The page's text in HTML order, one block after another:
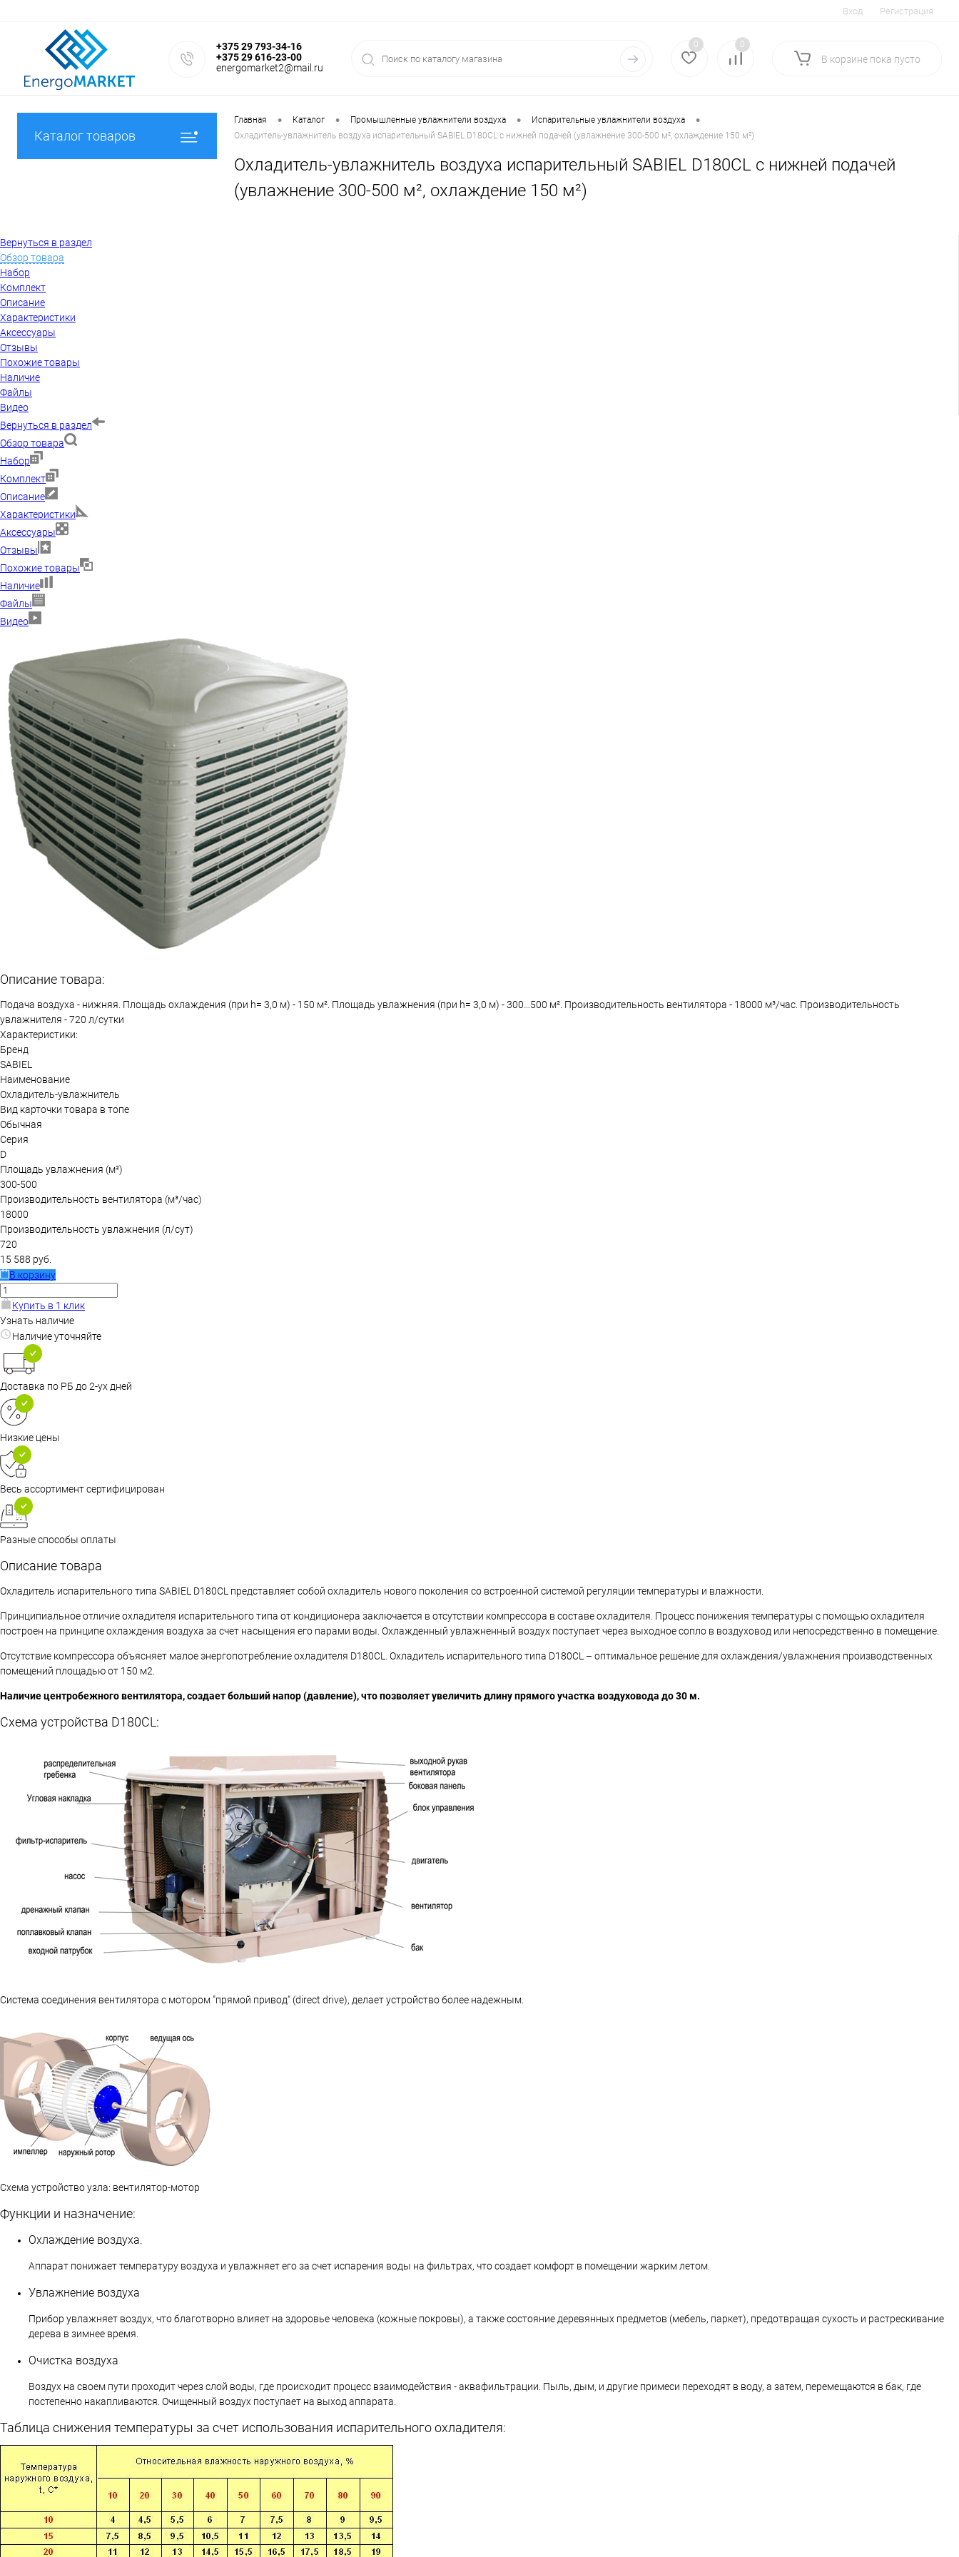
Вход Регистрация
+375 29 793-34-16
+375 29 616-23-00
energomarket2@mail.ru
0 0
В корзине пока пусто
Каталог товаров
Главная • Каталог • Промышленные увлажнители воздуха • Испарительные увлажнители воздуха •
Охладитель-увлажнитель воздуха испарительный SABIEL D180CL с нижней подачей (увлажнение 300-500 м², охлаждение 150 м²)
Охладитель-увлажнитель воздуха испарительный SABIEL D180CL с нижней подачей
(увлажнение 300-500 м², охлаждение 150 м²)
Вернуться в раздел
Обзор товара
Набор
Комплект
Описание
Характеристики
Аксессуары
Отзывы
Похожие товары
Наличие
Файлы
Видео
Вернуться в раздел
Обзор товара
Набор
Комплект
Описание
Характеристики
Аксессуары
Отзывы
Похожие товары
Наличие
Файлы
Видео
Описание товара:
Подача воздуха - нижняя. Площадь охлаждения (при h= 3,0 м) - 150 м². Площадь увлажнения (при h= 3,0 м) - 300…500 м². Производительность вентилятора - 18000 м³/час. Производительность
увлажнителя - 720 л/сутки
Характеристики:
Бренд
SABIEL
Наименование
Охладитель-увлажнитель
Вид карточки товара в топе
Обычная
Серия
D
Площадь увлажнения (м²)
300-500
Производительность вентилятора (м³/час)
18000
Производительность увлажнения (л/сут)
720
15 588 руб.
В корзину
Купить в 1 клик
Узнать наличие
Наличие уточняйте
Доставка по РБ до 2-ух дней
Низкие цены
Весь ассортимент сертифицирован
Разные способы оплаты
Описание товара
Охладитель испарительного типа SABIEL D180CL представляет собой охладитель нового поколения со встроенной системой регуляции температуры и влажности.
Принципиальное отличие охладителя испарительного типа от кондиционера заключается в отсутствии компрессора в составе охладителя. Процесс понижения температуры с помощью охладителя
построен на принципе охлаждения воздуха за счет насыщения его парами воды. Охлажденный увлажненный воздух поступает через выходное сопло в воздуховод или непосредственно в помещение.
Отсутствие компрессора объясняет малое энергопотребление охладителя D180CL. Охладитель испарительного типа D180CL – оптимальное решение для охлаждения/увлажнения производственных
помещений площадью от 150 м2.
Наличие центробежного вентилятора, создает больший напор (давление), что позволяет увеличить длину прямого участка воздуховода до 30 м.
Схема устройства D180СL:
Cистема соединения вентилятора с мотором "прямой привод" (direct drive), делает устройство более надежным.
Схема устройство узла: вентилятор-мотор
Функции и назначение:
Охлаждение воздуха.
Аппарат понижает температуру воздуха и увлажняет его за счет испарения воды на фильтрах, что создает комфорт в помещении жарким летом.
Увлажнение воздуха
Прибор увлажняет воздух, что благотворно влияет на здоровье человека (кожные покровы), а также состояние деревянных предметов (мебель, паркет), предотвращая сухость и растрескивание
дерева в зимнее время.
Очистка воздуха
Воздух на своем пути проходит через слой воды, где происходит процесс взаимодействия - аквафильтрации. Пыль, дым, и другие примеси переходят в воду, а затем, перемещаются в бак, где
постепенно накапливаются. Очищенный воздух поступает на выход аппарата.
Таблица снижения температуры за счет использования испарительного охладителя: